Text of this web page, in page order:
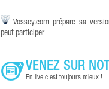
Vossey.com prépare sa
peut participer
VENEZ SUR
En live c'est toujours mieux !